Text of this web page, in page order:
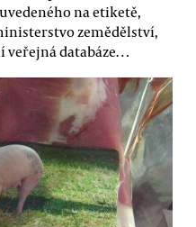
na etiketě,
zemědělství,
veřejná databáze…